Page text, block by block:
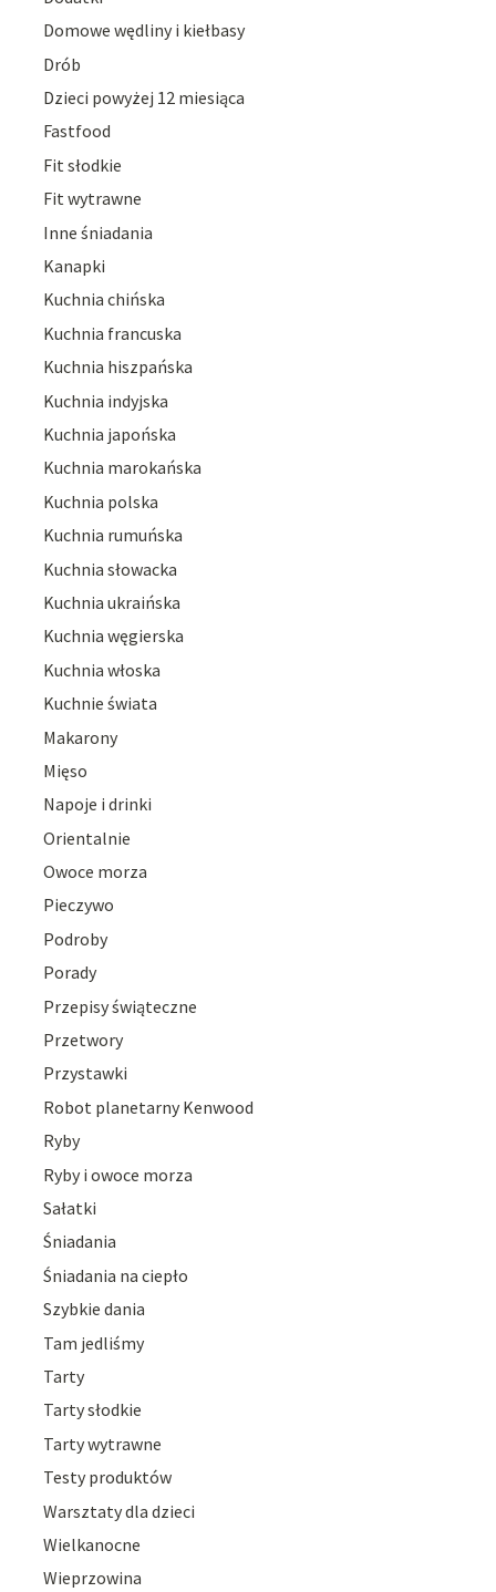
Domowe wędliny i kiełbasy
Drób
Dzieci powyżej 12 miesiąca
Fastfood
Fit słodkie
Fit wytrawne
Inne śniadania
Kanapki
Kuchnia chińska
Kuchnia francuska
Kuchnia hiszpańska
Kuchnia indyjska
Kuchnia japońska
Kuchnia marokańska
Kuchnia polska
Kuchnia rumuńska
Kuchnia słowacka
Kuchnia ukraińska
Kuchnia węgierska
Kuchnia włoska
Kuchnie świata
Makarony
Mięso
Napoje i drinki
Orientalnie
Owoce morza
Pieczywo
Podroby
Porady
Przepisy świąteczne
Przetwory
Przystawki
Robot planetarny Kenwood
Ryby
Ryby i owoce morza
Sałatki
Śniadania
Śniadania na ciepło
Szybkie dania
Tam jedliśmy
Tarty
Tarty słodkie
Tarty wytrawne
Testy produktów
Warsztaty dla dzieci
Wielkanocne
Wieprzowina